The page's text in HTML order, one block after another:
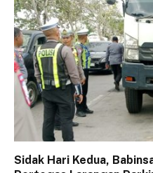
Sidak Hari Kedua,